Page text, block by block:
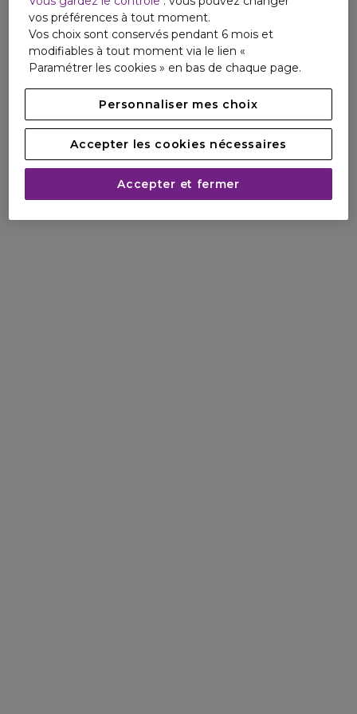
(1) Test d'usage - 20 volontaires. % de satisfaction
immédiat.
vos préférences à tout moment.
Vos choix sont conservés pendant 6 mois et
modifiables à tout moment via le lien «
Paramétrer les cookies » en bas de chaque page.
Personnaliser mes choix
Accepter les cookies nécessaires
Accepter et fermer